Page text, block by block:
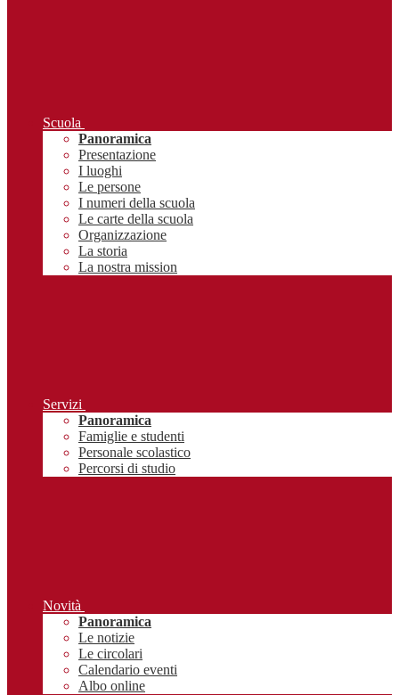
Scuola
Panoramica
Presentazione
I luoghi
Le persone
I numeri della scuola
Le carte della scuola
Organizzazione
La storia
La nostra mission
Servizi
Panoramica
Famiglie e studenti
Personale scolastico
Percorsi di studio
Novità
Panoramica
Le notizie
Le circolari
Calendario eventi
Albo online